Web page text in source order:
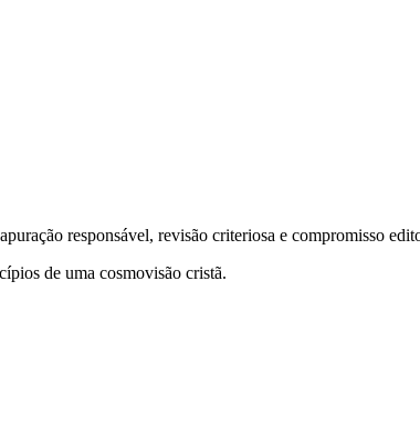
responsável, revisão criteriosa e compromisso
de uma cosmovisão cristã.